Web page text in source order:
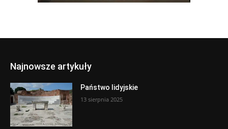
Najnowsze artykuły
Państwo lidyjskie
13 sierpnia 2025